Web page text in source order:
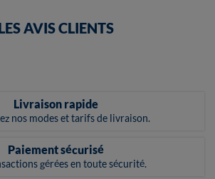
AVIS CLIENTS
Livraison rapide
nos modes et tarifs de livraison.
Paiement sécurisé
gérées en toute sécurité.